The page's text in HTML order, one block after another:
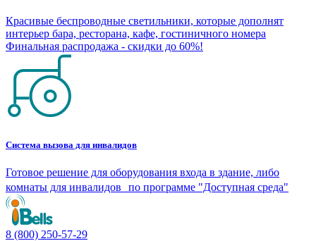
Красивые беспроводные светильники, которые дополнят
интерьер бара, ресторана, кафе, гостиничного номера
Финальная распродажа - скидки до 60%!
Система вызова для инвалидов
Готовое решение для оборудования входа в здание, либо
комнаты для инвалидов по программе "Доступная среда"
8 (800) 250-57-29